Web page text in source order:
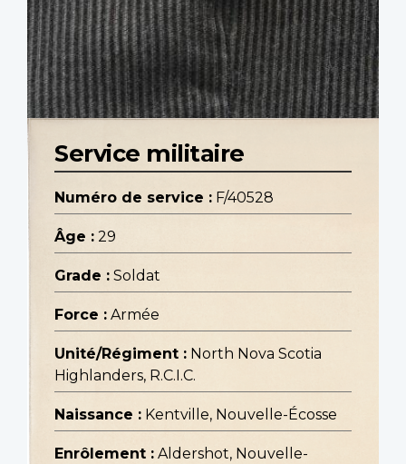
Service militaire
Numéro de service : F/40528
Âge : 29
Grade : Soldat
Force : Armée
Unité/Régiment : North Nova Scotia
Highlanders, R.C.I.C.
Naissance : Kentville, Nouvelle-Écosse
Enrôlement : Aldershot, Nouvelle-